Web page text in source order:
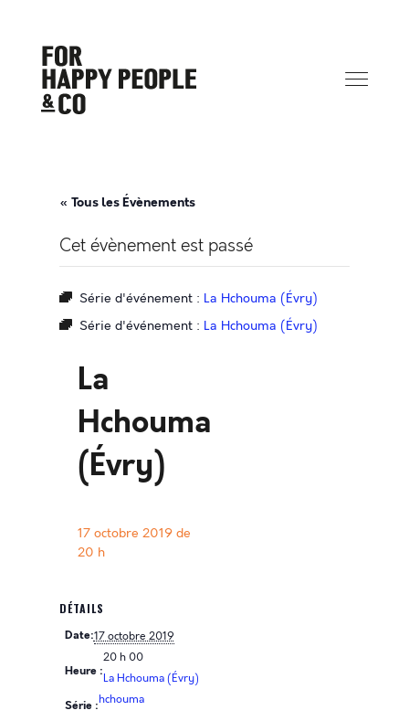
« Tous les Évènements
Cet évènement est passé
Série d'événement : La Hchouma (Évry)
Série d'événement : La Hchouma (Évry)
La
Hchouma
(Évry)
17 octobre 2019 de
20 h
DÉTAILS
Date:17 octobre 2019
Heure :
20 h 00
Série :
La Hchouma (Évry)
hchouma